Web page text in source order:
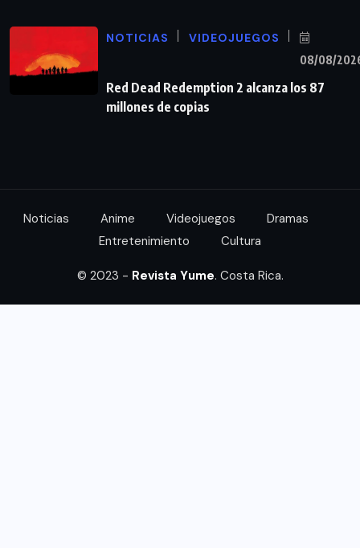
NOTICIAS VIDEOJUEGOS
08/08/
Red Dead Redemption 2 alcanza los 87
millones de copias
Noticias Anime Videojuegos
Dramas
Entretenimiento
Cultura
© 2023 - Revista Yume. Costa Rica.